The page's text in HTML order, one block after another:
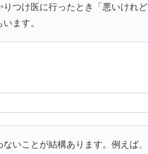
つけ医に行ったとき「悪いけれど
ます。
いことが結構あります。例えば、